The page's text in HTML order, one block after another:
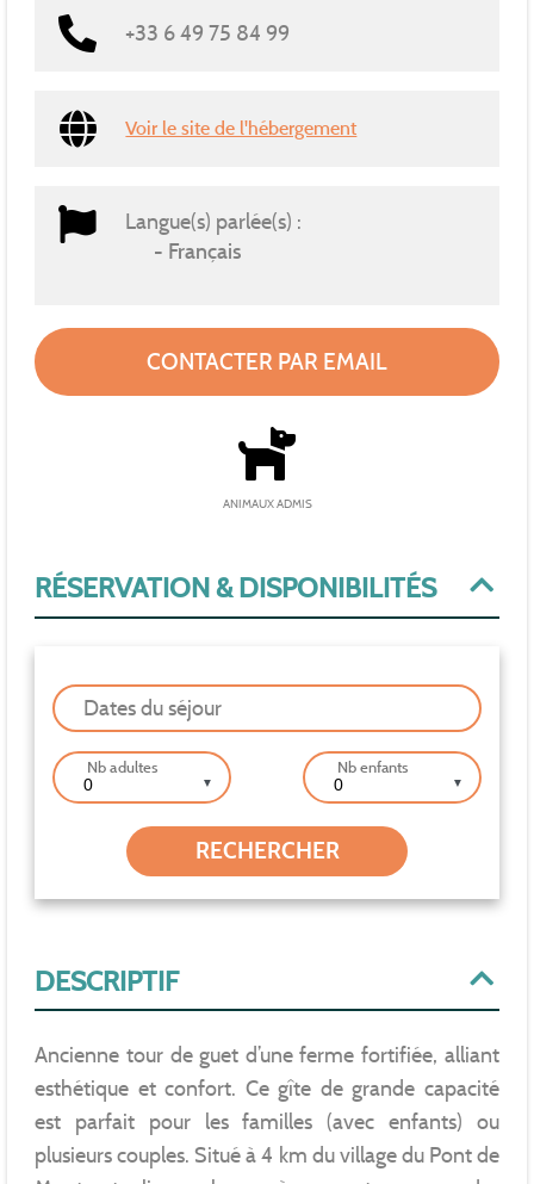
RÉSERVATION & DISPONIBILITÉS
Dates du séjour
Nb adultes
▼
Nb enfants
▼
DESCRIPTIF
Ancienne tour de guet d’une ferme fortifiée, alliant
esthétique et confort. Ce gîte de grande capacité
est parfait pour les familles (avec enfants) ou
plusieurs couples. Situé à 4 km du village du Pont de
+33 6 49 75 84 99
Voir le site de l'hébergement
Langue(s) parlée(s) :
Français
CONTACTER PAR EMAIL
ANIMAUX ADMIS